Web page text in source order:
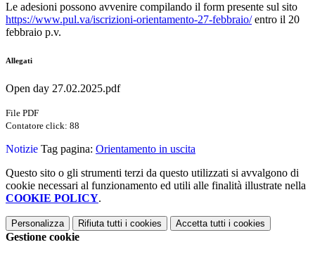
Le adesioni possono avvenire compilando il form presente sul sito
https://www.pul.va/iscrizioni-orientamento-27-febbraio/entro il 20
febbraio p.v.
Allegati
Open day 27.02.2025.pdf
File PDF
Contatore click: 88
Notizie Tag pagina: Orientamento in uscita
Questo sito o gli strumenti terzi da questo utilizzati si avvalgono di
cookie necessari al funzionamento ed utili alle finalità illustrate nella
COOKIE POLICY.
Personalizza Rifiuta tutti i cookies Accetta tutti i cookies
Gestione cookie